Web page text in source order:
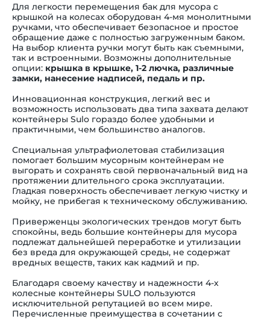
Для легкости перемещения бак для мусора с
крышкой на колесах оборудован 4-мя монолитными
ручками, что обеспечивает безопасное и простое
обращение даже с полностью загруженным баком.
На выбор клиента ручки могут быть как съемными,
так и встроенными. Возможны дополнительные
опции: крышка в крышке, 1-2 лючка, различные
замки, нанесение надписей, педаль и пр.
Инновационная конструкция, легкий вес и
возможность использовать два типа захвата делают
контейнеры Sulo гораздо более удобными и
практичными, чем большинство аналогов.
Специальная ультрафиолетовая стабилизация
помогает большим мусорным контейнерам не
выгорать и сохранять свой первоначальный вид на
протяжении длительного срока эксплуатации.
Гладкая поверхность обеспечивает легкую чистку и
мойку, не прибегая к техническому обслуживанию.
Приверженцы экологических трендов могут быть
спокойны, ведь большие контейнеры для мусора
подлежат дальнейшей переработке и утилизации
без вреда для окружающей среды, не содержат
вредных веществ, таких как кадмий и пр.
Благодаря своему качеству и надежности 4-х
колесные контейнеры SULO пользуются
исключительной репутацией во всем мире.
Перечисленные преимущества в сочетании с